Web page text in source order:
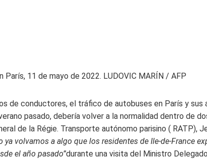
París, 11 de mayo de 2022. LUDOVIC MARÍN / AFP
de conductores, el tráfico de autobuses en París y sus
pasado, debería volver a la normalidad dentro de
de la Régie. Transporte autónomo parisino ( RATP),
ya volvamos a algo que los residentes de Ile-de-France
el año pasado”durante una visita del Ministro